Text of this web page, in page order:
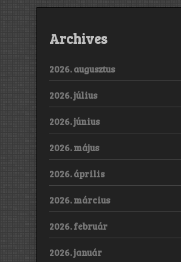
Archives
2026. augusztus
2026. július
2026. június
2026. május
2026. április
2026. március
2026. február
2026. január